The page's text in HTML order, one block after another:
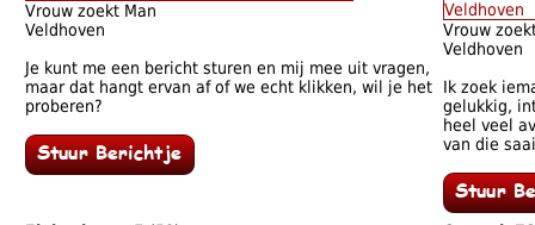
Vrouw zoekt Man
Veldhoven
Je kunt me een bericht sturen en mij mee uit vragen,
maar dat hangt ervan af of we echt klikken, wil je het
proberen?
Vrouw
Veldhoven
Ik zoek
gelukkig,
heel veel
van die